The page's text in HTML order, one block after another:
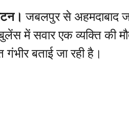
जबलपुर से अहमदाबाद
में सवार एक व्यक्ति की
बताई जा रही है।